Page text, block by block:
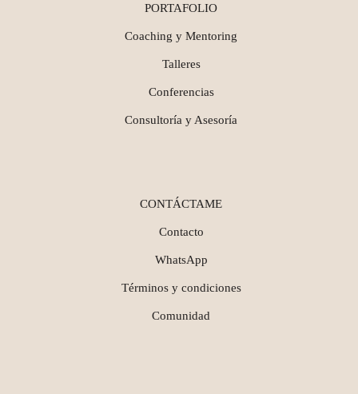
PORTAFOLIO
Coaching y Mentoring
Talleres
Conferencias
Consultoría y Asesoría
CONTÁCTAME
Contacto
WhatsApp
Términos y condiciones
Comunidad